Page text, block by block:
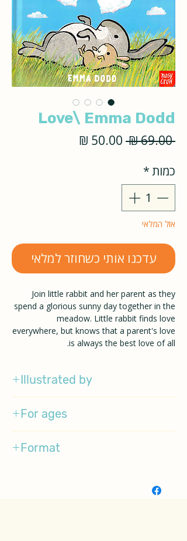
Love\ Emma Dodd
‏69.00 ‏₪
מחיר
כמות*
אזל המלאי
עדכנו אותי כשחוזר למלאי
Join little rabbit and her parent as they
spend a glorious sunny day together in the
meadow. Little rabbit finds love
everywhere, but knows that a parent's love
is always the best love of all.
Illustrated by
For ages
Format